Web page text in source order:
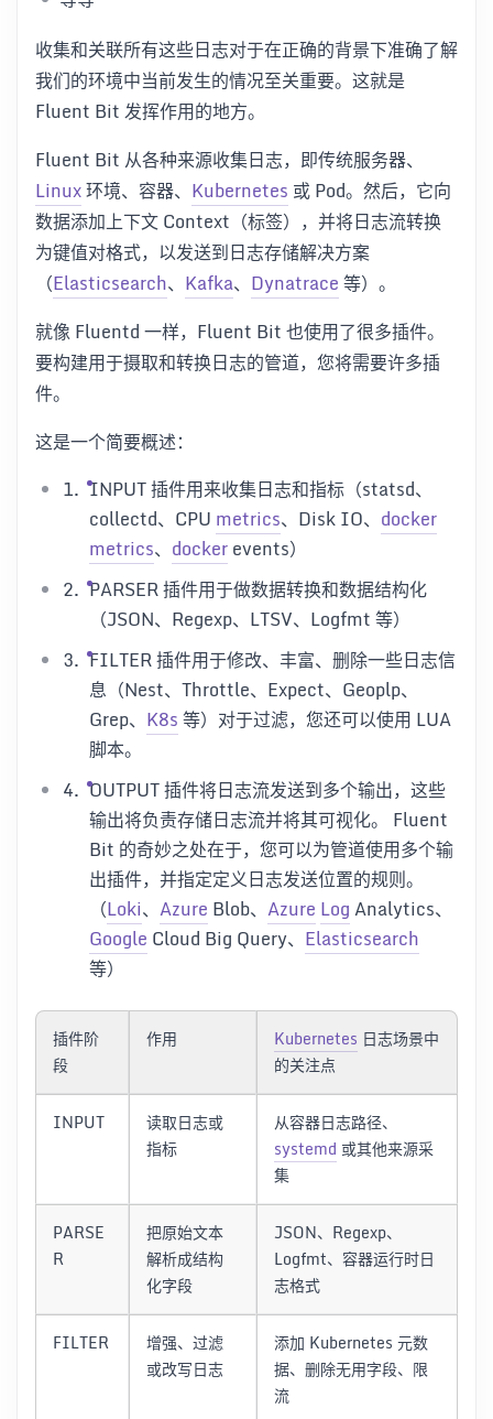
收集和关联所有这些日志对于在正确的背景下准确了解
我们的环境中当前发生的情况至关重要。这就是
Fluent Bit 发挥作用的地方。
Fluent Bit 从各种来源收集日志，即传统服务器、
Linux环境、容器、 Kubernetes 或 Pod。然后，它向
数据添加上下文 Context（标签），并将日志流转换
为键值对格式，以发送到日志存储解决方案
（Elasticsearch、 Kafka、 Dynatrace等）。
就像 Fluentd 一样，Fluent Bit 也使用了很多插件。
要构建用于摄取和转换日志的管道，您将需要许多插
件。
这是一个简要概述：
INPUT 插件用来收集日志和指标（statsd、
collectd、CPU metrics、Disk IO、 docker
metrics、 dockerevents）
PARSER 插件用于做数据转换和数据结构化
（JSON、Regexp、LTSV、Logfmt 等）
FILTER 插件用于修改、丰富、删除一些日志信
息（Nest、Throttle、Expect、Geoplp、
Grep、 K8s等）对于过滤，您还可以使用 LUA
脚本。
OUTPUT 插件将日志流发送到多个输出，这些
输出将负责存储日志流并将其可视化。 Fluent
Bit 的奇妙之处在于，您可以为管道使用多个输
出插件，并指定定义日志发送位置的规则。
（Loki、 Azure Blob、 Azure LogAnalytics、
Google Cloud Big Query、 Elasticsearch
等）
插件阶
段
作用 Kubernetes 日志场景中
的关注点
INPUT
读取日志或
指标
从容器日志路径、
systemd 或其他来源采
集
PARSE
R
把原始文本
解析成结构
化字段
JSON、Regexp、
Logfmt、容器运行时日
志格式
FILTER
增强、过滤
或改写日志
添加 Kubernetes 元数
据、删除无用字段、限
流